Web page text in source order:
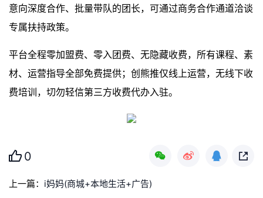
意向深度合作、批量带队的团长，可通过商务合作通道洽谈
专属扶持政策。
平台全程零加盟费、零入团费、无隐藏收费，所有课程、素
材、运营指导全部免费提供；创熊推仅线上运营，无线下收
费培训，切勿轻信第三方收费代办入驻。
0
上一篇： i妈妈(商城+本地生活+广告)